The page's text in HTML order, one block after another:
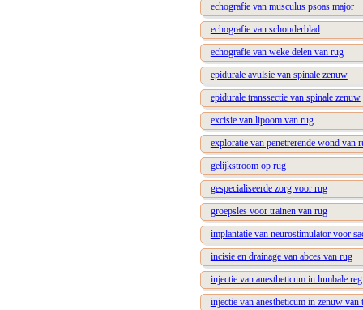
echografie van musculus psoas major
echografie van schouderblad
echografie van weke delen van rug
epidurale avulsie van spinale zenuw
epidurale transsectie van spinale zenuw
excisie van lipoom van rug
exploratie van penetrerende wond van
gelijkstroom op rug
gespecialiseerde zorg voor rug
groepsles voor trainen van rug
implantatie van neurostimulator voor
incisie en drainage van abces van rug
injectie van anestheticum in lumbale
injectie van anestheticum in zenuw van